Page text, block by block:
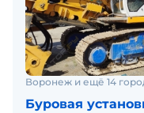
Воронеж и ещё 14
Буровая